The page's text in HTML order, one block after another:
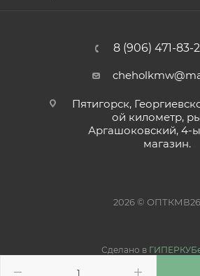
8 (906) 471-83-
Пятигорск,
ой километр,
Аргашоковский, 4-
магазин.
2026 © ОПТКМВ26
Сделано в